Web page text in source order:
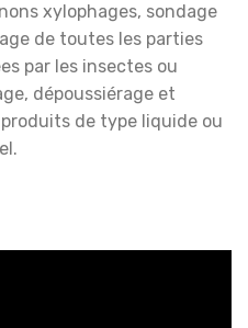
xylophages, sondage
de toutes les parties
par les insectes ou
dépoussiérage et
de type liquide ou